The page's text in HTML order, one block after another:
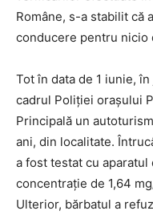
Române, s-a stabilit că
conducere pentru nicio
Tot în data de 1 iunie,
cadrul Poliției orașului
Principală un
ani, din localitate.
a fost testat cu
concentrație de 1,64
Ulterior, bărbatul a